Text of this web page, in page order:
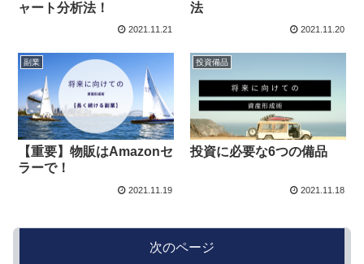
ャート分析法！
2021.11.21
法
2021.11.20
副業
【重要】物販はAmazonセ
ラーで！
2021.11.19
投資備品
投資に必要な6つの備品
2021.11.18
次のページ